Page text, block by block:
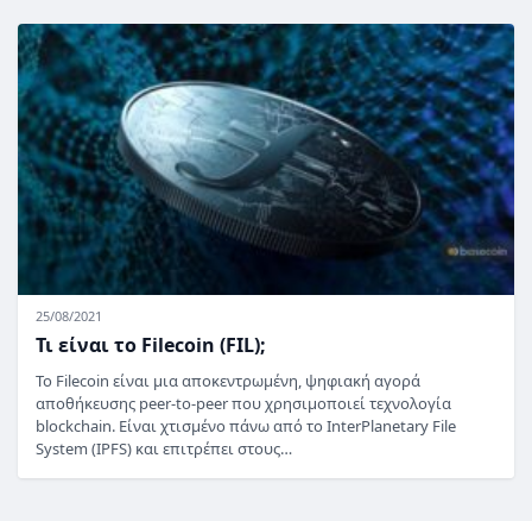
25/08/2021
Τι είναι το Filecoin (FIL);
Το Filecoin είναι μια αποκεντρωμένη, ψηφιακή αγορά
αποθήκευσης peer-to-peer που χρησιμοποιεί τεχνολογία
blockchain. Είναι χτισμένο πάνω από το InterPlanetary File
System (IPFS) και επιτρέπει στους…